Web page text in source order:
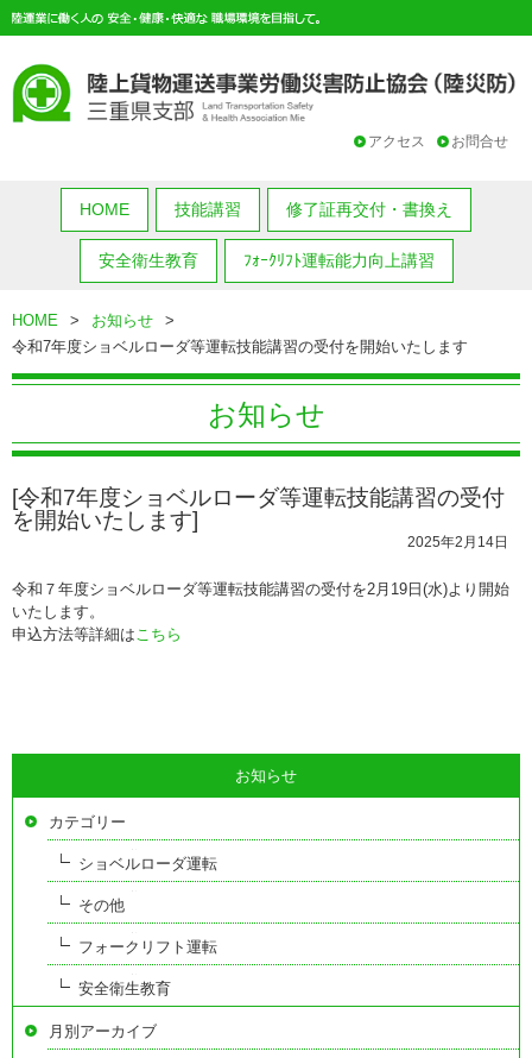
お問合せ
アクセス
HOME 技能講習 修了証再交付・書換え
安全衛生教育 ﾌｫｰｸﾘﾌﾄ運転能力向上講習
HOME > お知らせ
>
令和7年度ショベルローダ等運転技能講習の受付を開始いたします
お知らせ
[令和7年度ショベルローダ等運転技能講習の受付
を開始いたします]
2025年2月14日
令和７年度ショベルローダ等運転技能講習の受付を2月19日(水)より開始
いたします。
申込方法等詳細は こちら
お知らせ
カテゴリー
ショベルローダ運転
その他
フォークリフト運転
安全衛生教育
月別アーカイブ